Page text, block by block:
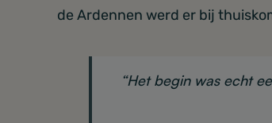
de Ardennen werd er bij
“Het begin was echt